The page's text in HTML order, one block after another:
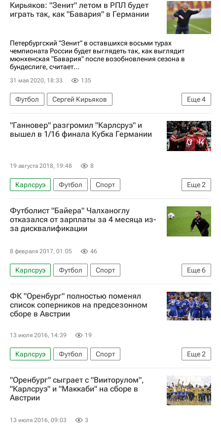
Кирьяков: "Зенит" летом в РПЛ будет
играть так, как "Бавария" в Германии
Петербургский "Зенит" в оставшихся восьми турах
чемпионата России будет выглядеть так, как выглядит
мюнхенская "Бавария" после возобновления сезона в
бундеслиге, считает...
31 мая 2020, 18:33 135
Еще4
Футбол
Сергей Кирьяков
РПЛ 2026-2027 (Чемпионат России по футболу)
Бундеслига
Зенит Бавария
"Ганновер" разгромил "Карлсруэ" и
вышел в 1/16 финала Кубка Германии
19 августа 2018, 19:48 8
Еще2
Карлсруэ Футбол
Спорт
Кубок Германии
Ганновер 96
Футболист "Байера" Чалханоглу
отказался от зарплаты за 4 месяца из-
за дисквалификации
8 февраля 2017, 01:05 46
Еще6
Карлсруэ Футбол
Спорт
Международная федерация футбола (ФИФА)
Спортивный арбитражный суд (CAS)
Бундеслига
ФК Трабзонспор
Хакан Чалханоглу
ФК "Оренбург" полностью поменял
список соперников на предсезонном
сборе в Австрии
13 июля 2016, 14:39 19
Еще2
Карлсруэ Футбол
Спорт
РПЛ 2026-2027 (Чемпионат России по футболу)
Оренбург
"Оренбург" сыграет с "Вииторулом",
"Карлсруэ" и "Маккаби" на сборе в
Австрии
13 июля 2016, 09:03 3